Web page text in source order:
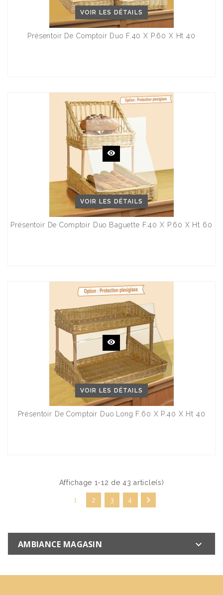
VOIR LES DÉTAILS
Présentoir De Comptoir Duo F.40 X P.60 X Ht 40
VOIR LES DÉTAILS
Présentoir De Comptoir Duo Baguette F.40 X P.60 X Ht 60
VOIR LES DÉTAILS
Présentoir De Comptoir Duo Long F.60 X P.40 X Ht 40
Affichage 1-12 de 43 article(s)
1 2 3 4 
AMBIANCE MAGASIN 